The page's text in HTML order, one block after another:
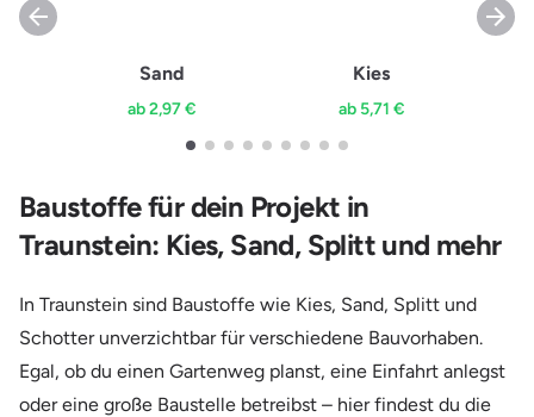
Sand
ab 2,97 €
Kies
ab 5,71 €
Baustoffe für dein Projekt in
Traunstein: Kies, Sand, Splitt und mehr
In Traunstein sind Baustoffe wie Kies, Sand, Splitt und
Schotter unverzichtbar für verschiedene Bauvorhaben.
Egal, ob du einen Gartenweg planst, eine Einfahrt anlegst
oder eine große Baustelle betreibst – hier findest du die